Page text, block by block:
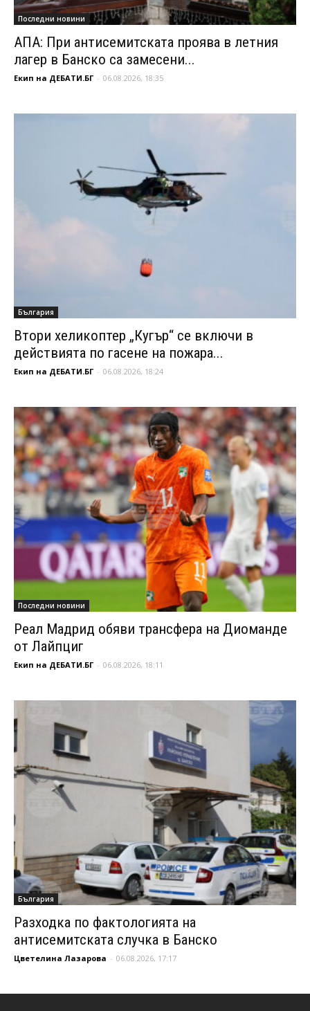
Последни новини
АПА: При антисемитската проява в летния
лагер в Банско са замесени...
Екип на ДЕБАТИ.БГ - 06.08.2026, 18:35
България
Втори хеликоптер „Кугър“ се включи в
действията по гасене на пожара...
Екип на ДЕБАТИ.БГ - 06.08.2026, 18:24
Последни новини
Реал Мадрид обяви трансфера на Диоманде
от Лайпциг
Екип на ДЕБАТИ.БГ - 06.08.2026, 18:11
България
Разходка по фактологията на
антисемитската случка в Банско
Цветелина Лазарова - 06.08.2026, 17:17